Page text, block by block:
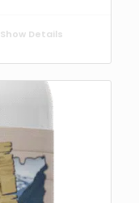
Show Details